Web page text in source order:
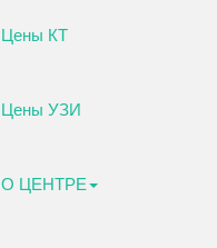
Цены КТ
Цены УЗИ
О ЦЕНТРЕ